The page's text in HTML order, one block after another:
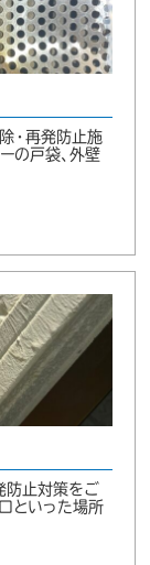
・再発防止施
の戸袋、外壁
防止対策をご
といった場所